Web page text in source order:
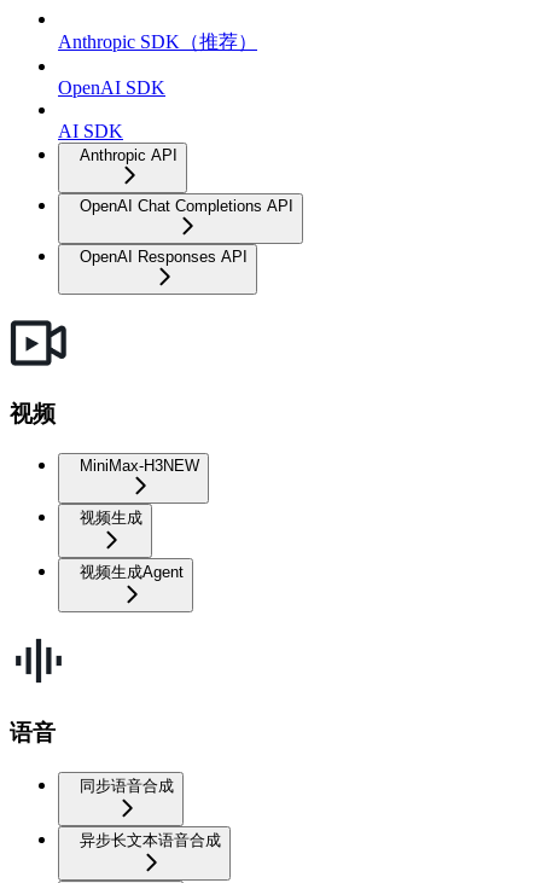
Anthropic SDK（推荐）
OpenAI SDK
AI SDK
Anthropic API
OpenAI Chat Completions API
OpenAI Responses API
视频
MiniMax-H3NEW
视频生成
视频生成Agent
语音
同步语音合成
异步长文本语音合成